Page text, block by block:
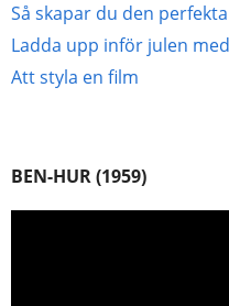
Så skapar du den
Ladda upp inför julen
Att styla en film
BEN-HUR (1959)